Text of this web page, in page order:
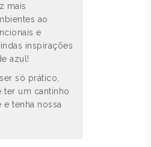
mais
ao
e
inspirações
azul!
só prático,
ter um cantinho
tenha nossa